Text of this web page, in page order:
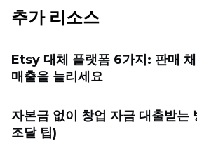
추가 리소스
Etsy 대체 플랫폼 6가지: 판매
매출을 늘리세요
자본금 없이 창업 자금 대출받는
조달 팁)